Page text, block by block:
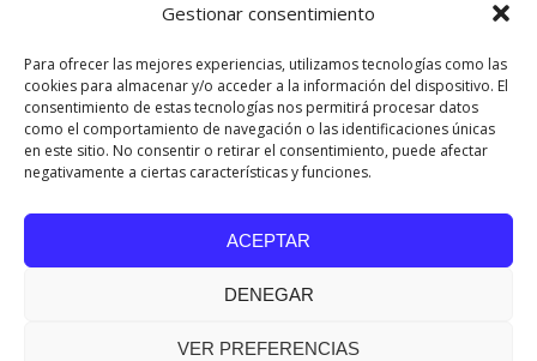
Gestionar consentimiento
Para ofrecer las mejores experiencias, utilizamos tecnologías como las
cookies para almacenar y/o acceder a la información del dispositivo. El
consentimiento de estas tecnologías nos permitirá procesar datos
como el comportamiento de navegación o las identificaciones únicas
en este sitio. No consentir o retirar el consentimiento, puede afectar
negativamente a ciertas características y funciones.
ACEPTAR
DENEGAR
VER PREFERENCIAS
Correo Institucional
Notificaciones judiciales
| Personería Jurídica Resolución
7542 de mayo de 1982
Acreditación Institucional en Alta Calidad
Ministerio de Educación Nacional.